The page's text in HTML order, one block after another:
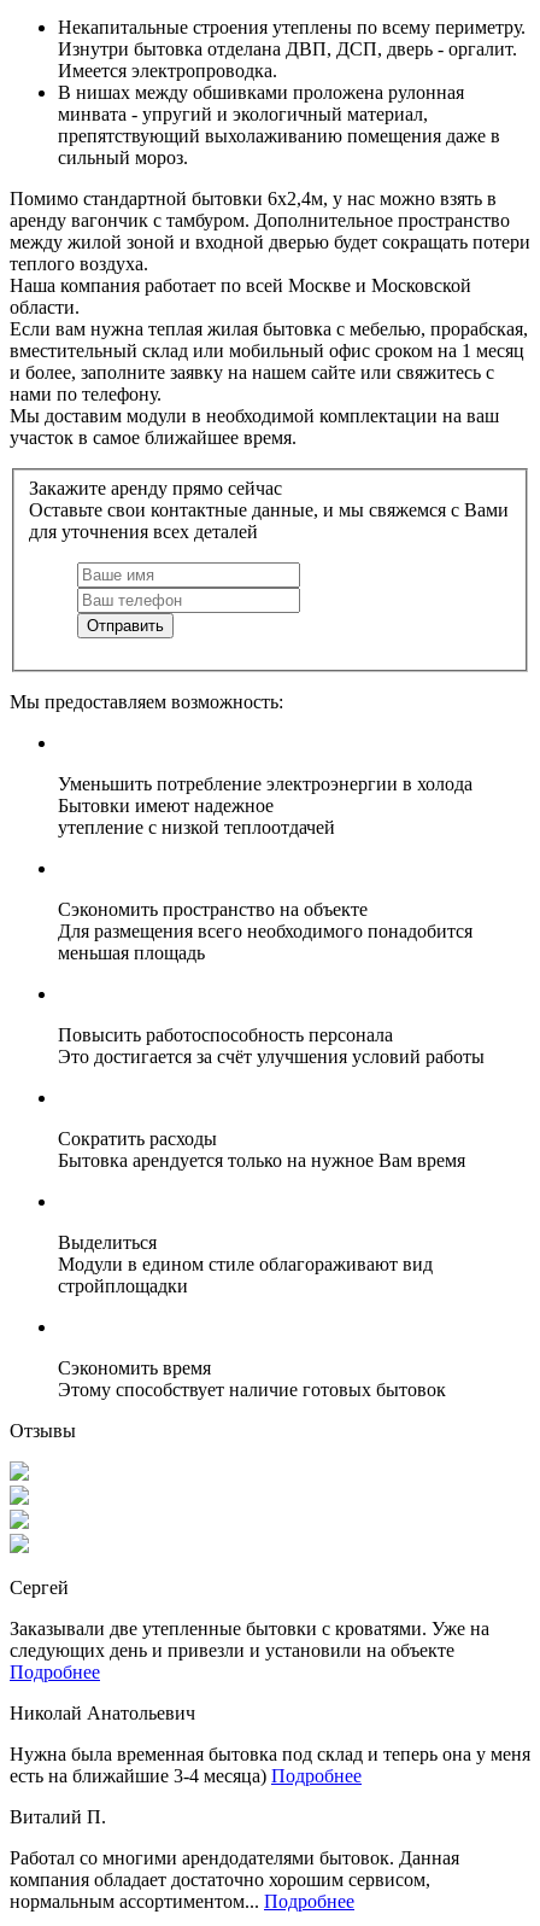
Некапитальные строения утеплены по всему периметру.
Изнутри бытовка отделана ДВП, ДСП, дверь - оргалит.
Имеется электропроводка.
В нишах между обшивками проложена рулонная
минвата - упругий и экологичный материал,
препятствующий выхолаживанию помещения даже в
сильный мороз.
Помимо стандартной бытовки 6х2,4м, у нас можно взять в
аренду вагончик с тамбуром. Дополнительное пространство
между жилой зоной и входной дверью будет сокращать потери
теплого воздуха.
Наша компания работает по всей Москве и Московской
области.
Если вам нужна теплая жилая бытовка с мебелью, прорабская,
вместительный склад или мобильный офис сроком на 1 месяц
и более, заполните заявку на нашем сайте или свяжитесь с
нами по телефону.
Мы доставим модули в необходимой комплектации на ваш
участок в самое ближайшее время.
Закажите аренду прямо сейчас
Оставьте свои контактные данные, и мы свяжемся с Вами
для уточнения всех деталей
Отправить
Мы предоставляем возможность:
Уменьшить потребление электроэнергии в холода
Бытовки имеют надежное
утепление с низкой теплоотдачей
Сэкономить пространство на объекте
Для размещения всего необходимого понадобится
меньшая площадь
Повысить работоспособность персонала
Это достигается за счёт улучшения условий работы
Сократить расходы
Бытовка арендуется только на нужное Вам время
Выделиться
Модули в едином стиле облагораживают вид
стройплощадки
Сэкономить время
Этому способствует наличие готовых бытовок
Отзывы
Сергей
Заказывали две утепленные бытовки с кроватями. Уже на
следующих день и привезли и установили на объекте
Подробнее
Николай Анатольевич
Нужна была временная бытовка под склад и теперь она у меня
есть на ближайшие 3-4 месяца) Подробнее
Виталий П.
Работал со многими арендодателями бытовок. Данная
компания обладает достаточно хорошим сервисом,
нормальным ассортиментом... Подробнее